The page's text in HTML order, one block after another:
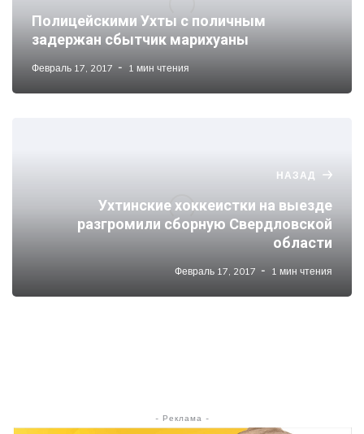
Полицейскими Ухты с поличным
задержан сбытчик марихуаны
Февраль 17, 2017 1 мин чтения
НАЗАД
Ухтинские хоккеистки на выезде
разгромили сборную Свердловской
области
Февраль 17, 2017 1 мин чтения
- Реклама -